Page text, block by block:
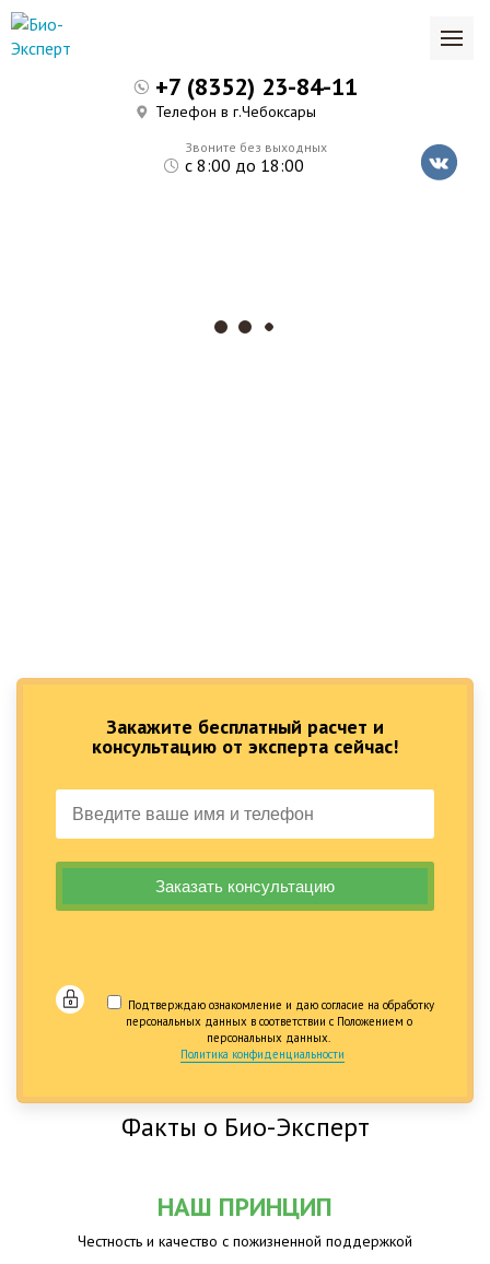
Закажите бесплатный расчет и
консультацию от эксперта сейчас!
Подтверждаю ознакомление и даю согласие на обработку
персональных данных в соответствии с Положением о
персональных данных.
Политика конфиденциальности
Звоните без выходных
с 8:00 до 18:00
+7 (8352) 23-84-11
Телефон в г.Чебоксары
Факты о Био-Эксперт
НАШ ПРИНЦИП
Честность и качество с пожизненной поддержкой